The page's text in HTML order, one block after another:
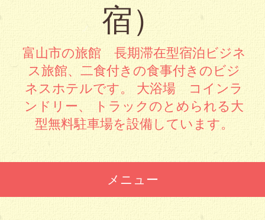
宿）
富山市の旅館 長期滞在型宿泊ビジネ
ス旅館、二食付きの食事付きのビジ
ネスホテルです。 大浴場 コインラ
ンドリー、 トラックのとめられる大
型無料駐車場を設備しています。
メニュー